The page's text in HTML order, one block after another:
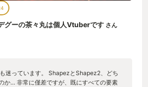
グーの茶々丸は個人Vtuberです さん
迷っています。 ShapezとShapez2、どち
か… 非常に僅差ですが、既にすべての要素